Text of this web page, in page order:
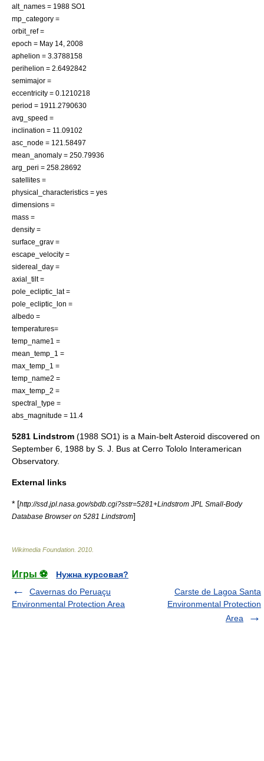
alt_names = 1988 SO1
mp_category =
orbit_ref =
epoch = May 14 2008
aphelion = 3.3788158
perihelion = 2.6492842
semimajor =
eccentricity = 0.1210218
period = 1911.2790630
avg_speed =
inclination = 11.09102
asc_node = 121.58497
mean_anomaly = 250.79936
arg_peri = 258.28692
satellites =
physical_characteristics = yes
dimensions =
mass =
density =
surface_grav =
escape_velocity =
sidereal_day =
axial_tilt =
pole_ecliptic_lat =
pole_ecliptic_lon =
albedo =
temperatures=
temp_name1 =
mean_temp_1 =
max_temp_1 =
temp_name2 =
max_temp_2 =
spectral_type =
abs_magnitude = 11.4
5281 Lindstrom (1988 SO1) is a Main-belt Asteroid discovered on
September 6 1988 by S. J. Bus at Cerro Tololo Interamerican
Observatory.
External links
* [http://ssd.jpl.nasa.gov/sbdb.cgi?sstr=5281+Lindstrom JPL Small-Body
Database Browser on 5281 Lindstrom]
Wikimedia Foundation 2010
Игры ⚽
Нужна курсовая?
Cavernas do Peruaçu
Environmental Protection Area
Carste de Lagoa Santa
Environmental Protection
Area